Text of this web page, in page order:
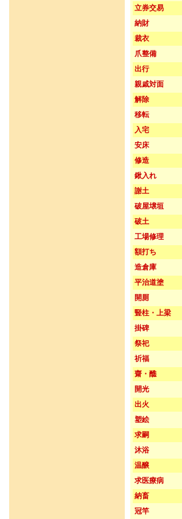
立券交易
納財
裁衣
爪整備
出行
親戚対面
解除
移転
入宅
安床
修造
鍬入れ
謝土
破屋壌垣
破土
工場修理
額打ち
造倉庫
平治道塗
開厠
豎柱・上梁
掛碑
祭祀
祈福
齋・醮
開光
出火
塑絵
求嗣
沐浴
温醸
求医療病
納畜
冠竿